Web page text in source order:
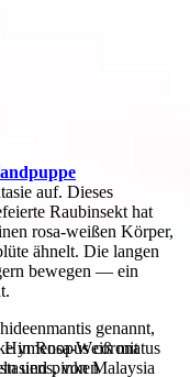
in Rosa-Weiß mit
und pinken
auf. Dieses
Raubinsekt hat
rosa-weißen Körper,
ähnelt. Die langen
bewegen — ein
genannt,
coronatus
von Malaysia